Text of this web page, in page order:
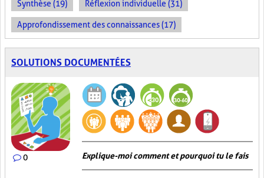
Synthèse (19) Réflexion individuelle (31)
Approfondissement des connaissances (17)
SOLUTIONS DOCUMENTÉES
0 Explique-moi comment et pourquoi tu le fais